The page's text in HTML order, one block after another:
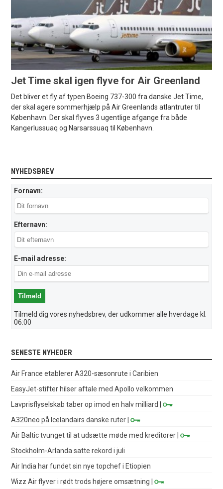
Jet Time skal igen flyve for Air Greenland
Det bliver et fly af typen Boeing 737-300 fra danske Jet Time,
der skal agere sommerhjælp på Air Greenlands atlantruter til
København. Der skal flyves 3 ugentlige afgange fra både
Kangerlussuaq og Narsarssuaq til København.
NYHEDSBREV
Fornavn:
Efternavn:
E-mail adresse:
Tilmeld dig vores nyhedsbrev, der udkommer alle hverdage kl.
06:00
SENESTE NYHEDER
Air France etablerer A320-sæsonrute i Caribien
EasyJet-stifter hilser aftale med Apollo velkommen
Lavprisflyselskab taber op imod en halv milliard
|
A320neo på Icelandairs danske ruter |
Air Baltic tvunget til at udsætte møde med kreditorer |
Stockholm-Arlanda satte rekord i juli
Air India har fundet sin nye topchef i Etiopien
Wizz Air flyver i rødt trods højere omsætning |